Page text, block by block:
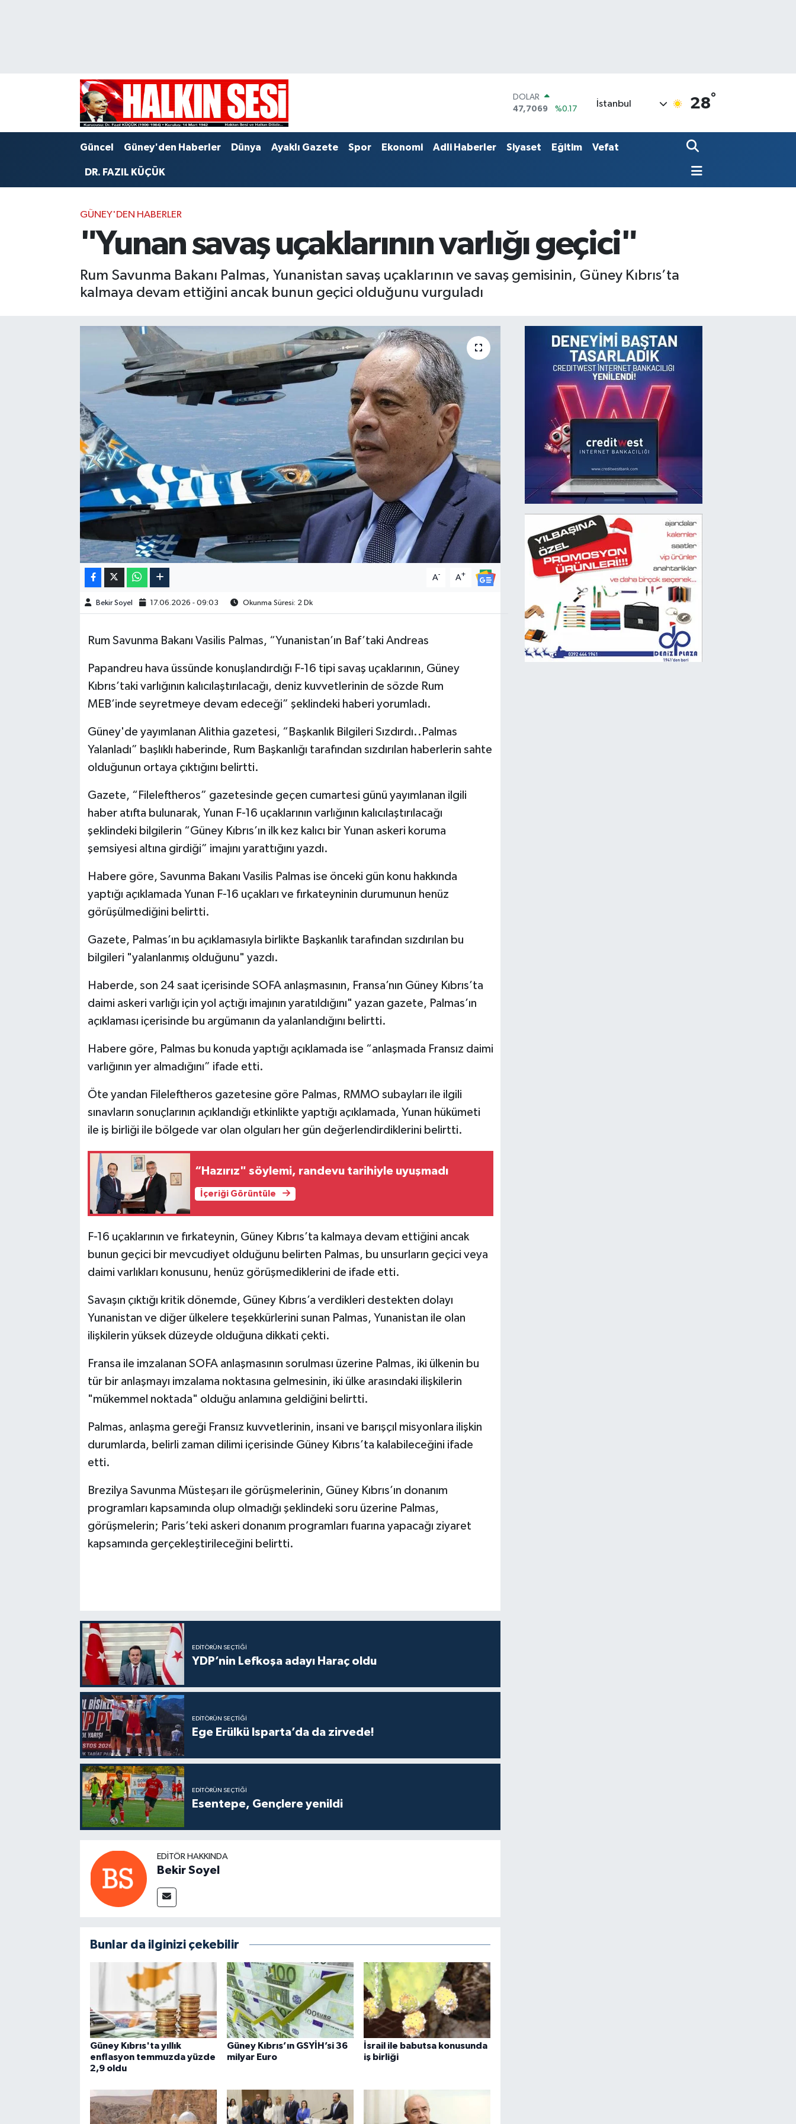
DOLAR
47,7069
%0.17
55,0265
%0.01
STERLİN
İstanbul 28°
Güncel Güney'den Haberler Dünya Ayaklı Gazete Spor Ekonomi Adli Haberler Siyaset Eğitim Vefat
DR. FAZIL KÜÇÜK
GÜNEY'DEN HABERLER
"Yunan savaş uçaklarının varlığı geçici"
Rum Savunma Bakanı Palmas, Yunanistan savaş uçaklarının ve savaş gemisinin, Güney Kıbrıs’ta
kalmaya devam ettiğini ancak bunun geçici olduğunu vurguladı
A- A+
Bekir Soyel 17.06.2026 - 09:03 Okunma Süresi: 2 Dk
Rum Savunma Bakanı Vasilis Palmas, “Yunanistan’ın Baf’taki Andreas
Papandreu hava üssünde konuşlandırdığı F-16 tipi savaş uçaklarının, Güney
Kıbrıs’taki varlığının kalıcılaştırılacağı, deniz kuvvetlerinin de sözde Rum
MEB’inde seyretmeye devam edeceği” şeklindeki haberi yorumladı.
Güney'de yayımlanan Alithia gazetesi, “Başkanlık Bilgileri Sızdırdı..Palmas
Yalanladı” başlıklı haberinde, Rum Başkanlığı tarafından sızdırılan haberlerin sahte
olduğunun ortaya çıktığını belirtti.
Gazete, “Fileleftheros” gazetesinde geçen cumartesi günü yayımlanan ilgili
haber atıfta bulunarak, Yunan F-16 uçaklarının varlığının kalıcılaştırılacağı
şeklindeki bilgilerin “Güney Kıbrıs’ın ilk kez kalıcı bir Yunan askeri koruma
şemsiyesi altına girdiği” imajını yarattığını yazdı.
Habere göre, Savunma Bakanı Vasilis Palmas ise önceki gün konu hakkında
yaptığı açıklamada Yunan F-16 uçakları ve fırkateyninin durumunun henüz
görüşülmediğini belirtti.
Gazete, Palmas’ın bu açıklamasıyla birlikte Başkanlık tarafından sızdırılan bu
bilgileri "yalanlanmış olduğunu" yazdı.
Haberde, son 24 saat içerisinde SOFA anlaşmasının, Fransa’nın Güney Kıbrıs’ta
daimi askeri varlığı için yol açtığı imajının yaratıldığını" yazan gazete, Palmas’ın
açıklaması içerisinde bu argümanın da yalanlandığını belirtti.
Habere göre, Palmas bu konuda yaptığı açıklamada ise “anlaşmada Fransız daimi
varlığının yer almadığını” ifade etti.
Öte yandan Fileleftheros gazetesine göre Palmas, RMMO subayları ile ilgili
sınavların sonuçlarının açıklandığı etkinlikte yaptığı açıklamada, Yunan hükümeti
ile iş birliği ile bölgede var olan olguları her gün değerlendirdiklerini belirtti.
“Hazırız" söylemi, randevu tarihiyle uyuşmadı
İçeriği Görüntüle
F-16 uçaklarının ve fırkateynin, Güney Kıbrıs’ta kalmaya devam ettiğini ancak
bunun geçici bir mevcudiyet olduğunu belirten Palmas, bu unsurların geçici veya
daimi varlıkları konusunu, henüz görüşmediklerini de ifade etti.
Savaşın çıktığı kritik dönemde, Güney Kıbrıs’a verdikleri destekten dolayı
Yunanistan ve diğer ülkelere teşekkürlerini sunan Palmas, Yunanistan ile olan
ilişkilerin yüksek düzeyde olduğuna dikkati çekti.
Fransa ile imzalanan SOFA anlaşmasının sorulması üzerine Palmas, iki ülkenin bu
tür bir anlaşmayı imzalama noktasına gelmesinin, iki ülke arasındaki ilişkilerin
"mükemmel noktada" olduğu anlamına geldiğini belirtti.
Palmas, anlaşma gereği Fransız kuvvetlerinin, insani ve barışçıl misyonlara ilişkin
durumlarda, belirli zaman dilimi içerisinde Güney Kıbrıs’ta kalabileceğini ifade
etti.
Brezilya Savunma Müsteşarı ile görüşmelerinin, Güney Kıbrıs’ın donanım
programları kapsamında olup olmadığı şeklindeki soru üzerine Palmas,
görüşmelerin; Paris’teki askeri donanım programları fuarına yapacağı ziyaret
kapsamında gerçekleştirileceğini belirtti.
EDITÖRÜN SEÇTIĞI
YDP’nin Lefkoşa adayı Haraç oldu
EDITÖRÜN SEÇTIĞI
Ege Erülkü Isparta’da da zirvede!
EDITÖRÜN SEÇTIĞI
Esentepe, Gençlere yenildi
EDITÖR HAKKINDA
Bekir Soyel
Bunlar da ilginizi çekebilir
Güney Kıbrıs'ta yıllık
enflasyon temmuzda yüzde
2,9 oldu
Güney Kıbrıs’ın GSYİH’si 36
milyar Euro
İsrail ile babutsa konusunda
iş birliği
Trafik Durumu
Puan Durumu ve Fikstür